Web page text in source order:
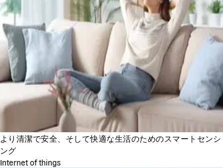
より清潔で安全、そして快適な生活のためのスマートセンシ
ング
Internet of things